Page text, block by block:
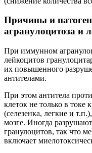
Причины и
агранулоцитоза и
При иммунном
лейкоцитов
их повышенного
антителами.
При этом антитела
клеток не только в токе
(селезенка, легкие и
мозге. Иногда
гранулоцитов, так что
включает